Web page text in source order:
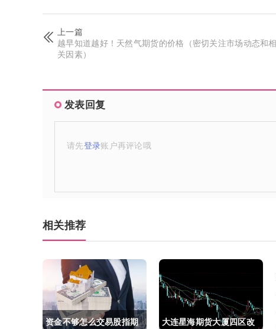
上一篇
越早知道越好！天然气期货的价格（密切关注市场动态和相
关因素）
发表回复
请先登录账户再评论哦
相关推荐
资金不够怎么交易股指期 大连星海期货大厦四区改